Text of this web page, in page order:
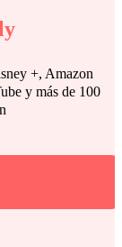
+, Amazon
y más de 100